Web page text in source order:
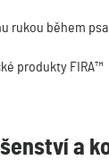
rukou během
produkty FIRA™
a